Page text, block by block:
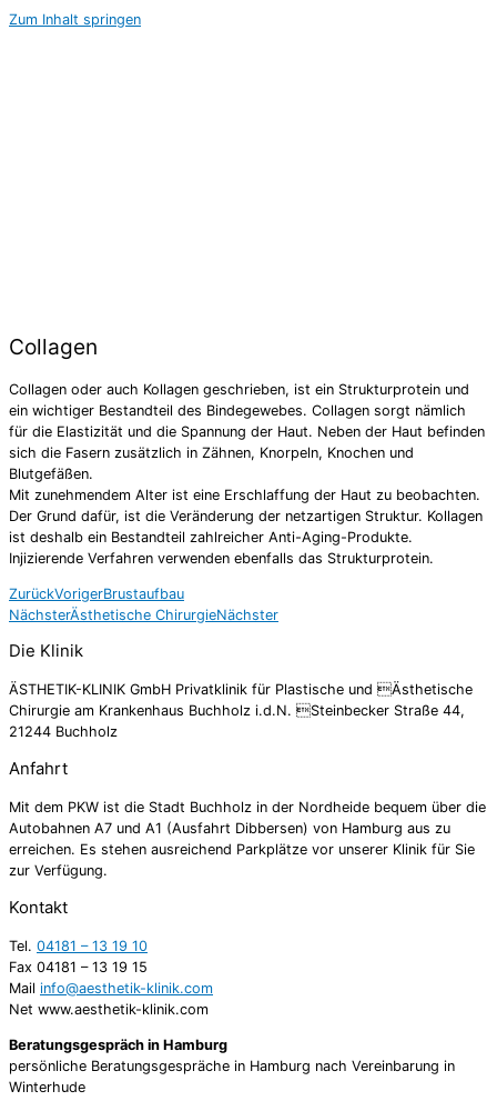
Zum Inhalt springen
Collagen
Collagen oder auch Kollagen geschrieben, ist ein Strukturprotein und
ein wichtiger Bestandteil des Bindegewebes. Collagen sorgt nämlich
für die Elastizität und die Spannung der Haut. Neben der Haut befinden
sich die Fasern zusätzlich in Zähnen, Knorpeln, Knochen und
Blutgefäßen.
Mit zunehmendem Alter ist eine Erschlaffung der Haut zu beobachten.
Der Grund dafür, ist die Veränderung der netzartigen Struktur. Kollagen
ist deshalb ein Bestandteil zahlreicher Anti-Aging-Produkte.
Injizierende Verfahren verwenden ebenfalls das Strukturprotein.
ZurückVorigerBrustaufbau
NächsterÄsthetische ChirurgieNächster
Die Klinik
ÄSTHETIK-KLINIK GmbH Privatklinik für Plastische und Ästhetische
Chirurgie am Krankenhaus Buchholz i.d.N. Steinbecker Straße 44,
21244 Buchholz
Anfahrt
Mit dem PKW ist die Stadt Buchholz in der Nordheide bequem über die
Autobahnen A7 und A1 (Ausfahrt Dibbersen) von Hamburg aus zu
erreichen. Es stehen ausreichend Parkplätze vor unserer Klinik für Sie
zur Verfügung.
Kontakt
Tel. 04181 – 13 19 10
Fax 04181 – 13 19 15
Mail info@aesthetik-klinik.com
Net www.aesthetik-klinik.com
Beratungsgespräch in Hamburg
persönliche Beratungsgespräche in Hamburg nach Vereinbarung in
Winterhude